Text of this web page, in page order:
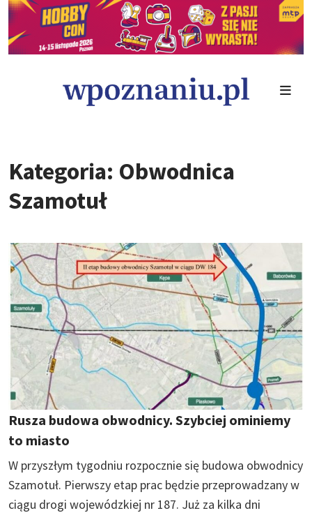
Kategoria: Obwodnica
Szamotuł
Rusza budowa obwodnicy. Szybciej ominiemy
to miasto
W przyszłym tygodniu rozpocznie się budowa obwodnicy
Szamotuł. Pierwszy etap prac będzie przeprowadzany w
ciągu drogi wojewódzkiej nr 187. Już za kilka dni